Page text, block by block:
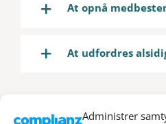
Administrer
At opnå
At udfordres